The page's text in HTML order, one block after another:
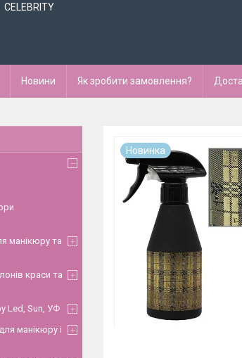
CELEBRITY
Новини Як зробити замовлення?
Новинка
манікюру та
краси та
Led, Sun, УФ
манікюру і